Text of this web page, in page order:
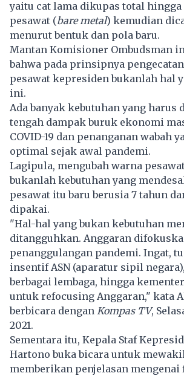
yaitu cat lama dikupas total
pesawat (bare metal) kemudian
menurut bentuk dan pola baru.
Mantan Komisioner Ombudsman
bahwa pada prinsipnya
pesawat kepresiden bukanlah hal
ini.
Ada banyak kebutuhan yang harus
tengah dampak buruk ekonomi
COVID-19 dan penanganan wabah
optimal sejak awal pandemi.
Lagipula, mengubah warna
bukanlah kebutuhan yang
pesawat itu baru berusia 7 tahun
dipakai.
"Hal-hal yang bukan kebutuhan
ditangguhkan. Anggaran
penanggulangan pandemi. Ingat,
insentif ASN (aparatur sipil
berbagai lembaga, hingga
untuk refocusing Anggaran," kata
berbicara dengan Kompas TV,
2021.
Sementara itu, Kepala Staf
Hartono buka bicara untuk
memberikan penjelasan mengenai